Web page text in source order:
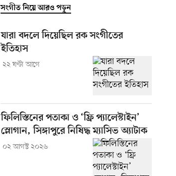
সংগীত নিয়ে আরও পড়ুন
যারা বদলে দিয়েছিল রক সংগীতের
ইতিহাস
২২ ঘণ্টা আগে
ফিলিস্তিনের পতাকা ও ‘ফ্রি প্যালেস্টাইন’
স্লোগান, সিঙ্গাপুরে নিষিদ্ধ ম্যাসিভ অ্যাটাক
০২ আগস্ট ২০২৬